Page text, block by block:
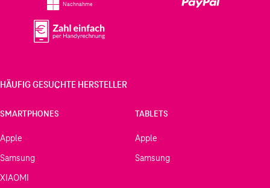
Nachnahme
HÄUFIG GESUCHTE HERSTELLER
SMARTPHONES
Apple
Samsung
XIAOMI
TABLETS
Apple
Samsung